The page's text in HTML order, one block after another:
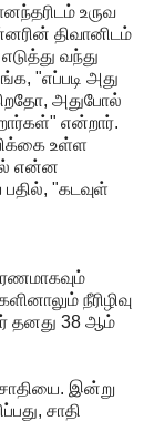
உருவ
திவானிடம்
வந்து
"எப்படி அது
அதுபோல்
என்றார்.
உள்ள
என்ன
"கடவுள்
நீரிழிவு
தனது 38 ஆம்
சாதியை. இன்று
சாதி